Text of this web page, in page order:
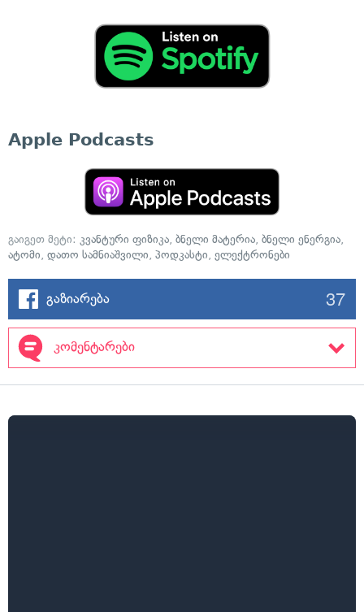
Apple Podcasts
გაიგეთ მეტი: კვანტური ფიზიკა, ბნელი მატერია, ბნელი ენერგია,
ატომი, დათო სამნიაშვილი, პოდკასტი, ელექტრონები
გაზიარება 37
კომენტარები